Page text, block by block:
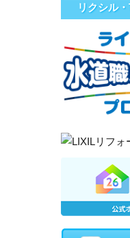
リクシル